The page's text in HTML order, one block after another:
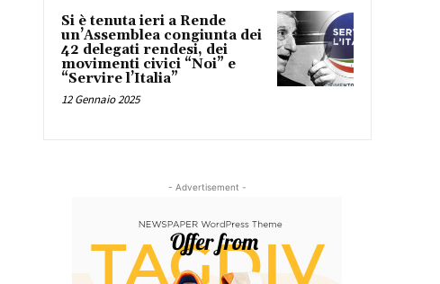
Si è tenuta ieri a Rende
un’Assemblea congiunta dei
42 delegati rendesi, dei
movimenti civici “Noi” e
“Servire l’Italia”
12 Gennaio 2025
- Advertisement -